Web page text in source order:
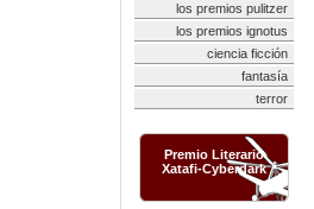
los premios pulitzer
los premios ignotus
ciencia ficción
fantasía
terror
Premio Literario
Xatafi-Cyberdark